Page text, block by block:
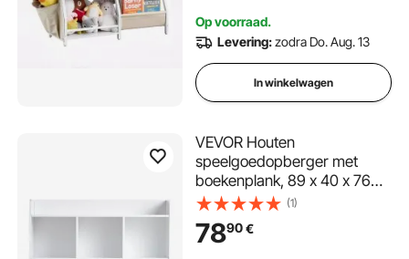
Op voorraad.
Levering:zodra Do. Aug. 13
In winkelwagen
VEVOR Houten
speelgoedopberger met
boekenplank, 89 x 40 x 76
cm, 5-laags speelgoedkast,
kinderboeken- en
speelgoedplank voor
(1)
7890€